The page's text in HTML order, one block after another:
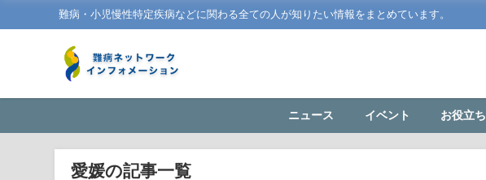
難病・小児慢性特定疾病などに関わる全ての人が知りたい情報をまとめています。
ニュース イベント お役立ち
愛媛の記事一覧